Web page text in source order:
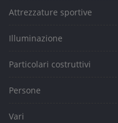
Attrezzature sportive
Illuminazione
Particolari costruttivi
Persone
Vari